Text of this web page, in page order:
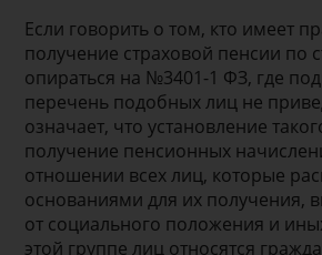
Если говорить о том, кто имеет
получение страховой пенсии по
опираться на №3401-1 ФЗ, где
перечень подобных лиц не
означает, что установление
получение пенсионных
отношении всех лиц, которые
основаниями для их получения,
от социального положения и
этой группе лиц относятся